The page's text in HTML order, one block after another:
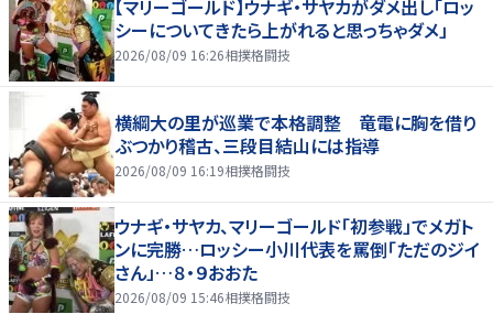
【マリーゴールド】ウナギ・サヤカがダメ出し「ロッ
シーについてきたら上がれると思っちゃダメ」
2026/08/09 16:26相撲格闘技
横綱大の里が巡業で本格調整 竜電に胸を借り
ぶつかり稽古、三段目結山には指導
2026/08/09 16:19相撲格闘技
ウナギ・サヤカ、マリーゴールド「初参戦」でメガト
ンに完勝…ロッシー小川代表を罵倒「ただのジイ
さん」…８・９おおた
2026/08/09 15:46相撲格闘技